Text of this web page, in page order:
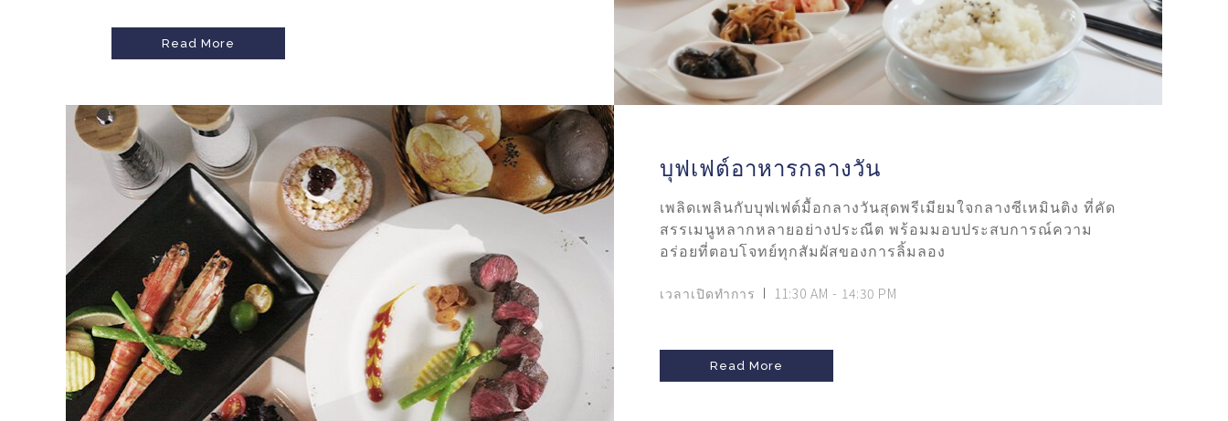
Read More
บุฟเฟต์อาหารกลางวัน
เพลิดเพลินกับบุฟเฟต์มื้อกลางวันสุดพรีเมียมใจกลางซีเหมินติง ที่คัด
สรรเมนูหลากหลายอย่างประณีต พร้อมมอบประสบการณ์ความ
อร่อยที่ตอบโจทย์ทุกสัมผัสของการลิ้มลอง
เวลาเปิดทำการ 11:30 AM - 14:30 PM
Read More